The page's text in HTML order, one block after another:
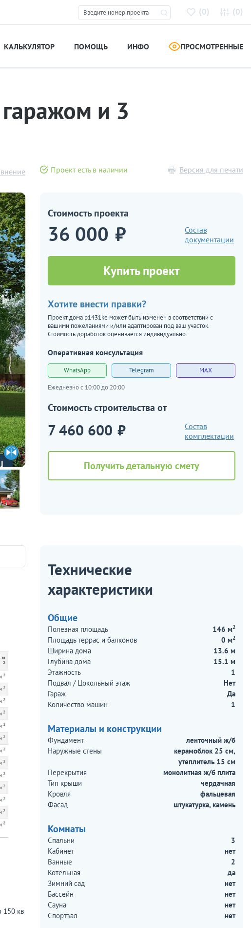
(0) (0)
КАЛЬКУЛЯТОР ПОМОЩЬ ИНФО ПРОСМОТРЕННЫЕ
и 3
Проект есть в наличии Версия для печати
Стоимость проекта
36 000 ₽
Состав
документации
Купить проект
Хотите внести правки?
Проект дома p1431ke может быть изменен в соответствии с
вашими пожеланиями и/или адаптирован под ваш участок.
Стоимость доработок оценивается индивидуально.
Оперативная консультация
WhatsApp Telegram MAX
Ежедневно с 10:00 до 20:00
Стоимость строительства от
7 460 600 ₽
Состав
комплектации
Получить детальную смету
150 кв
Технические
характеристики
Общие
Полезная площадь 146 м2
Площадь террас и балконов 0 м2
Ширина дома
13.6 м
Глубина дома
15.1 м
Этажность
1
Подвал / Цокольный этаж
Нет
Гараж
Да
Количество машин
1
Материалы и конструкции
Фундамент
ленточный ж/б
Наружные стены
керамоблок 25 см,
утеплитель 15 см
Перекрытия
монолитная ж/б плита
Тип крыши
чердачная
Кровля
фальцевая
Фасад
штукатурка, камень
Комнаты
Спальни
3
Кабинет
нет
Ванные
2
Котельная
да
Зимний сад
нет
Бассейн
нет
Сауна
нет
Спортзал
нет